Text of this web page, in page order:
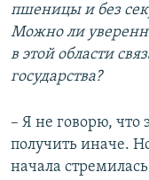
пшеницы и без
Можно ли
в этой области
государства?
– Я не говорю, что
получить иначе.
начала